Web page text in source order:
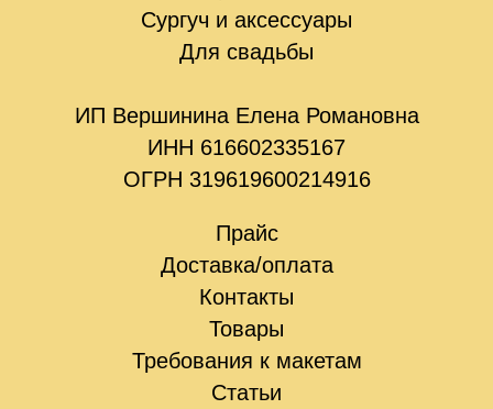
Сургуч и аксессуары
Для свадьбы
ИП Вершинина Елена Романовна
ИНН 616602335167
ОГРН 319619600214916
Прайс
Доставка/оплата
Контакты
Товары
Требования к макетам
Статьи